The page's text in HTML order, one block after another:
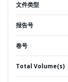
文件类型
报告号
卷号
Total Volume(s)